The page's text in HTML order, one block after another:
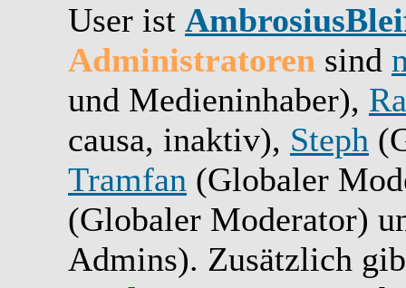
User ist
Administratoren sind
und Medieninhaber),
causa, inaktiv), Steph
Tramfan (Globaler
(Globaler Moderator)
Admins). Zusätzlich